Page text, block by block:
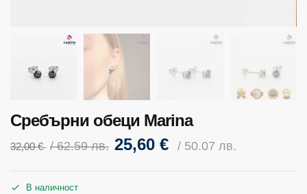
Сребърни обеци Marina
32,00€ / 62.59 лв. 25,60 € / 50.07 лв.
В наличност